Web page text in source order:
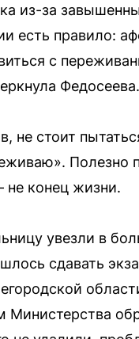
из-за
есть правило:
с
Федосеева.
не стоит
Полезно
не конец жизни.
увезли в
сдавать